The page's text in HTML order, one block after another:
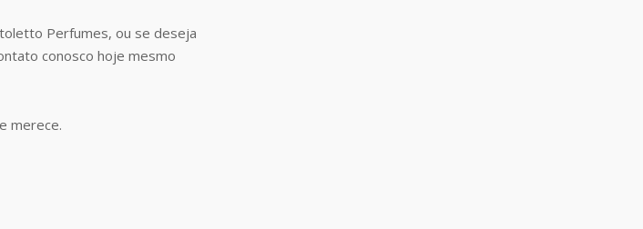
Perfumes, ou se deseja
conosco hoje mesmo
merece.